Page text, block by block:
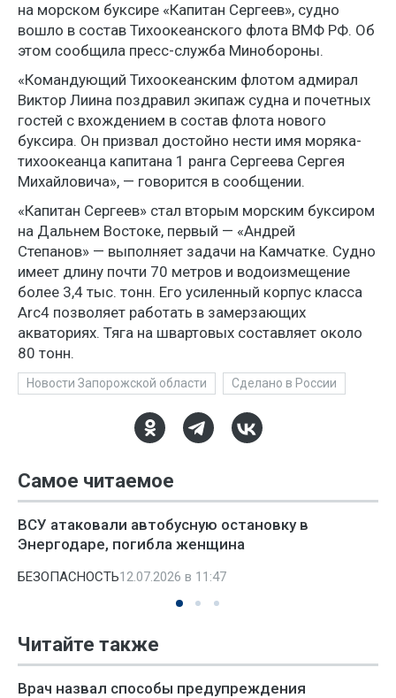
на морском буксире «Капитан Сергеев», судно
вошло в состав Тихоокеанского флота ВМФ РФ. Об
этом сообщила пресс-служба Минобороны.
«Командующий Тихоокеанским флотом адмирал
Виктор Лиина поздравил экипаж судна и почетных
гостей с вхождением в состав флота нового
буксира. Он призвал достойно нести имя моряка-
тихоокеанца капитана 1 ранга Сергеева Сергея
Михайловича», — говорится в сообщении.
«Капитан Сергеев» стал вторым морским буксиром
на Дальнем Востоке, первый — «Андрей
Степанов» — выполняет задачи на Камчатке. Судно
имеет длину почти 70 метров и водоизмещение
более 3,4 тыс. тонн. Его усиленный корпус класса
Arc4 позволяет работать в замерзающих
акваториях. Тяга на швартовых составляет около
80 тонн.
Новости Запорожской области Сделано в России
Самое читаемое
ВСУ атаковали автобусную остановку в
Энергодаре, погибла женщина
БЕЗОПАСНОСТЬ12.07.2026 в 11:47
Читайте также
Врач назвал способы предупреждения